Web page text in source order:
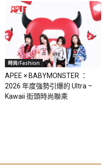
時尚/Fashion
APEE × BABYMONSTER ：
2026 年度強勢引爆的 Ultra –
Kawaii 街頭時尚聯乘